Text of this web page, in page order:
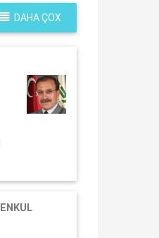
DAHA ÇOX